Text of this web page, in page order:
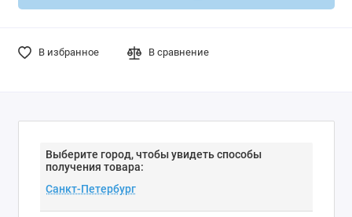
В избранное В сравнение
Выберите город, чтобы увидеть способы
получения товара: